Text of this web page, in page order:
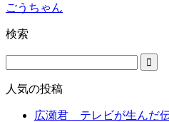
ごうちゃん
検索
人気の投稿
広瀬君 テレビが生んだ